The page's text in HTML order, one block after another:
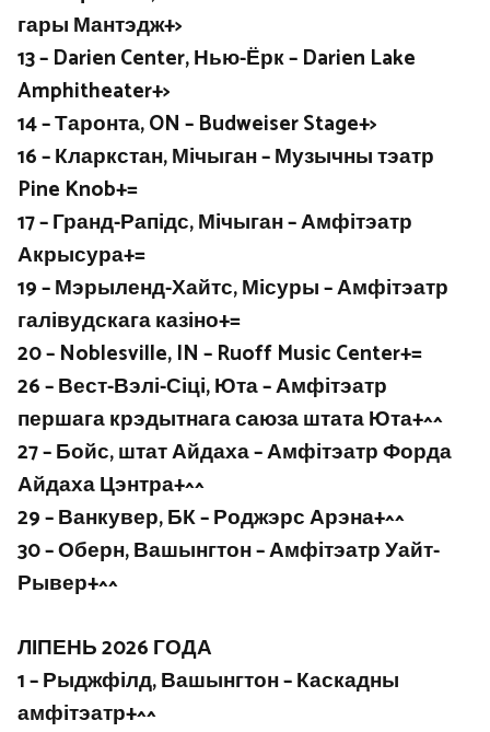
гары Мантэдж+>
13 – Darien Center, Нью-Ёрк – Darien Lake
Amphitheater+>
14 – Таронта, ON – Budweiser Stage+>
16 – Кларкстан, Мічыган – Музычны тэатр
Pine Knob+=
17 – Гранд-Рапідс, Мічыган – Амфітэатр
Акрысура+=
19 – Мэрыленд-Хайтс, Місуры – Амфітэатр
галівудскага казіно+=
20 – Noblesville, IN – Ruoff Music Center+=
26 – Вест-Вэлі-Сіці, Юта – Амфітэатр
першага крэдытнага саюза штата Юта+^^
27 – Бойс, штат Айдаха – Амфітэатр Форда
Айдаха Цэнтра+^^
29 – Ванкувер, БК – Роджэрс Арэна+^^
30 – Оберн, Вашынгтон – Амфітэатр Уайт-
Рывер+^^
ЛІПЕНЬ 2026 ГОДА
1 – Рыджфілд, Вашынгтон – Каскадны
амфітэатр+^^